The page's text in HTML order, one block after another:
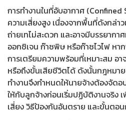
การทำงานในที่อับอากาศ (Confined
ความเสี่ยงสูง เนื่องจากพื้นที่ดังกล่
ถ่ายเทไม่สะดวก และอาจมีบรรยาก
ออกซิเจน ก๊าซพิษ หรือก๊าซไวไฟ ห
การเตรียมความพร้อมที่เหมาะสม อ
หรือถึงขั้นเสียชีวิตได้ ดังนั้นกฎหมา
ทำงานจึงกำหนดให้นายจ้างต้องจัดอ
ให้กับลูกจ้างก่อนเริ่มปฏิบัติงานจริง
เสี่ยง วิธีป้องกันอันตราย และขั้นตอ